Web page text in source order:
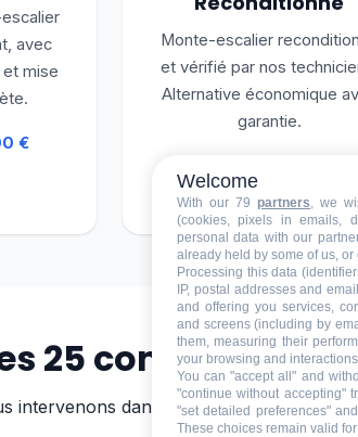
avec
mise
€
Monte-escalier
et vérifié par nos
Alternative économique
garantie.
25 communes
intervenons dans toutes les
Welcome
With our 79 partners , we
(cookies, pixels in emails,
personal data with our
already held by some of us,
Processing this data
IP, postal addresses and
and offering you services,
and screens (including by
them, measuring their
your browsing and
You can "accept all" and
"continue without accepting"
"set detailed preferences"
These choices remain valid for